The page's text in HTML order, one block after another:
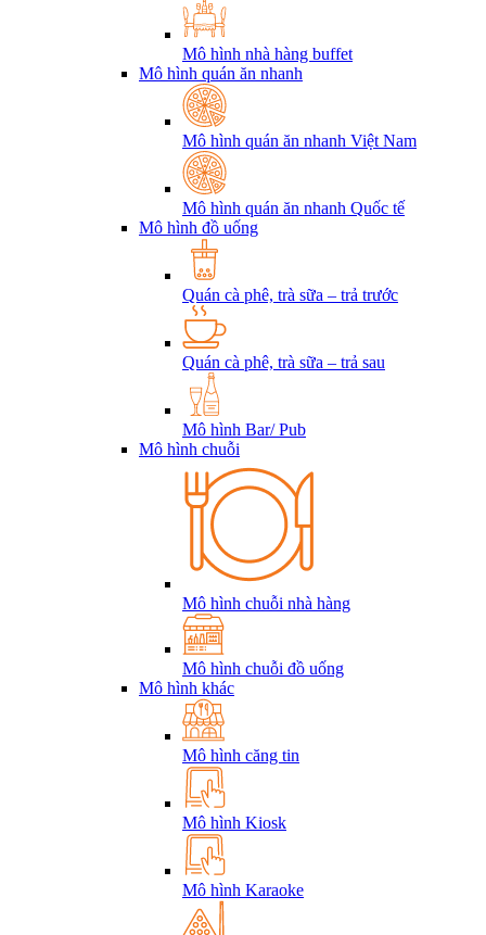
Mô hình nhà hàng buffet
Mô hình quán ăn nhanh
Mô hình quán ăn nhanh Việt Nam
Mô hình quán ăn nhanh Quốc tế
Mô hình đồ uống
Quán cà phê, trà sữa – trả trước
Quán cà phê, trà sữa – trả sau
Mô hình Bar/ Pub
Mô hình chuỗi
Mô hình chuỗi nhà hàng
Mô hình chuỗi đồ uống
Mô hình khác
Mô hình căng tin
Mô hình Kiosk
Mô hình Karaoke